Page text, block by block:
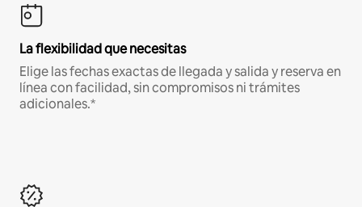
La flexibilidad que necesitas
Elige las fechas exactas de llegada y salida y reserva en
línea con facilidad, sin compromisos ni trámites
adicionales.*